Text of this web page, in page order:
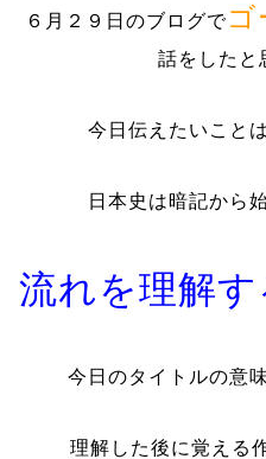
６月２９日のブログで
話をしたと
今日伝えたいこと
日本史は暗記から
流れを理解す
今日のタイトルの意
理解した後に覚える